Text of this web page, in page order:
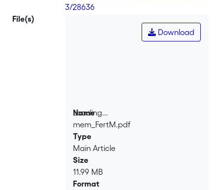
3/28636
File(s)
Loading...
Loading...
Download
Name
mem_FertM.pdf
Type
Main Article
Size
11.99 MB
Format